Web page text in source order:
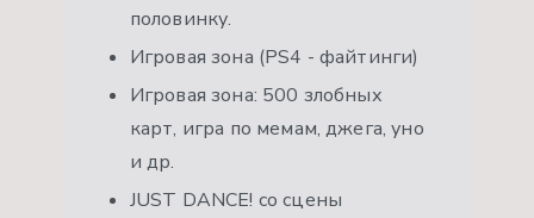
половинку.
Игровая зона (PS4 - файтинги)
Игровая зона: 500 злобных
карт, игра по мемам, джега, уно
и др.
JUST DANCE! со сцены